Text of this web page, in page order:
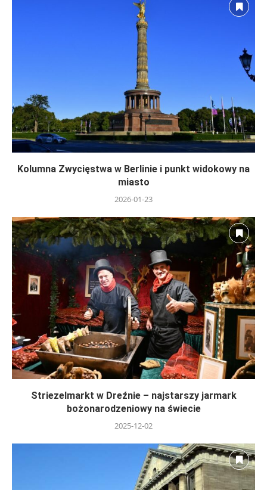
Kolumna Zwycięstwa w Berlinie i punkt widokowy na
miasto
2026-01-23
Striezelmarkt w Dreźnie – najstarszy jarmark
bożonarodzeniowy na świecie
2025-12-02